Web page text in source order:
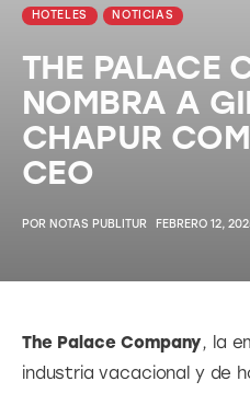
HOTELES NOTICIAS
THE PALACE
NOMBRA A
CHAPUR
CEO
POR NOTAS PUBLITUR FEBRERO 12,
The Palace Company, la
industria vacacional y de